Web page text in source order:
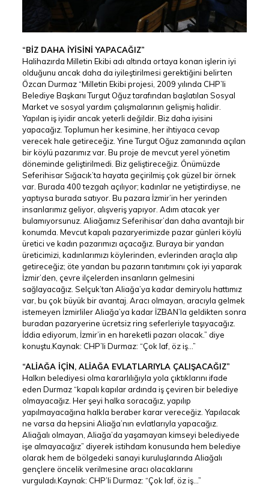
“BİZ DAHA İYİSİNİ YAPACAĞIZ”
Halihazırda Milletin Ekibi adı altında ortaya konan işlerin iyi
olduğunu ancak daha da iyileştirilmesi gerektiğini belirten
Özcan Durmaz “Milletin Ekibi projesi, 2009 yılında CHP’li
Belediye Başkanı Turgut Oğuz tarafından başlatılan Sosyal
Market ve sosyal yardım çalışmalarının gelişmiş halidir.
Yapılan iş iyidir ancak yeterli değildir. Biz daha iyisini
yapacağız. Toplumun her kesimine, her ihtiyaca cevap
verecek hale getireceğiz. Yine Turgut Oğuz zamanında açılan
bir köylü pazarımız var. Bu proje de mevcut yerel yönetim
döneminde geliştirilmedi. Biz geliştireceğiz. Önümüzde
Seferihisar Sığacık’ta hayata geçirilmiş çok güzel bir örnek
var. Burada 400 tezgah açılıyor; kadınlar ne yetiştirdiyse, ne
yaptıysa burada satıyor. Bu pazara İzmir’in her yerinden
insanlarımız geliyor, alışveriş yapıyor. Adım atacak yer
bulamıyorsunuz. Aliağamız Seferihisar’dan daha avantajlı bir
konumda. Mevcut kapalı pazaryerimizde pazar günleri köylü
üretici ve kadın pazarımızı açacağız. Buraya bir yandan
üreticimizi, kadınlarımızı köylerinden, evlerinden araçla alıp
getireceğiz; öte yandan bu pazarın tanıtımını çok iyi yaparak
İzmir’den, çevre ilçelerden insanların gelmesini
sağlayacağız. Selçuk’tan Aliağa’ya kadar demiryolu hattımız
var, bu çok büyük bir avantaj. Aracı olmayan, aracıyla gelmek
istemeyen İzmirliler Aliağa’ya kadar İZBAN’la geldikten sonra
buradan pazaryerine ücretsiz ring seferleriyle taşıyacağız.
İddia ediyorum, İzmir’in en hareketli pazarı olacak.” diye
konuştu.Kaynak: CHP’li Durmaz: “Çok laf, öz iş…”
“ALİAĞA İÇİN, ALİAĞA EVLATLARIYLA ÇALIŞACAĞIZ”
Halkın belediyesi olma kararlılığıyla yola çıktıklarını ifade
eden Durmaz “kapalı kapılar ardında iş çeviren bir belediye
olmayacağız. Her şeyi halka soracağız, yapılıp
yapılmayacağına halkla beraber karar vereceğiz. Yapılacak
ne varsa da hepsini Aliağa’nın evlatlarıyla yapacağız.
Aliağalı olmayan, Aliağa’da yaşamayan kimseyi belediyede
işe almayacağız” diyerek istihdam konusunda hem belediye
olarak hem de bölgedeki sanayi kuruluşlarında Aliağalı
gençlere öncelik verilmesine aracı olacaklarını
vurguladı.Kaynak: CHP’li Durmaz: “Çok laf, öz iş…”